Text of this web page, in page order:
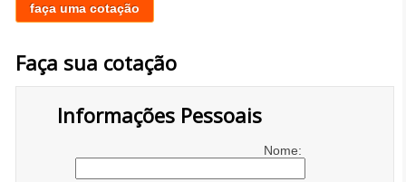
faça uma cotação
Faça sua cotação
Informações Pessoais
Nome: